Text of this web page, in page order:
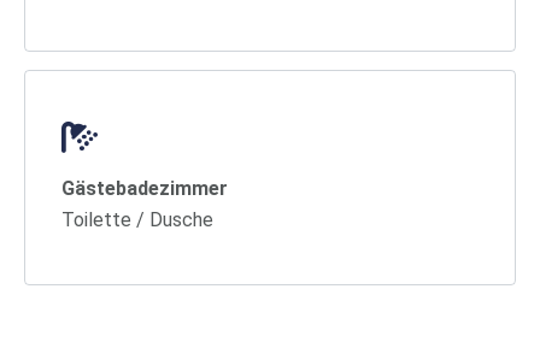
Gästebadezimmer
Toilette / Dusche